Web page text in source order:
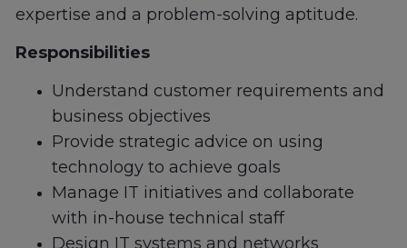
expertise and a problem-solving aptitude.
Responsibilities
Understand customer requirements and
business objectives
Provide strategic advice on using
technology to achieve goals
Manage IT initiatives and collaborate
with in-house technical staff
Design IT systems and networks